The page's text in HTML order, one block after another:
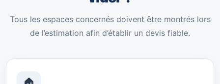
Tous les espaces concernés doivent être montrés lors
de l’estimation afin d’établir un devis fiable.